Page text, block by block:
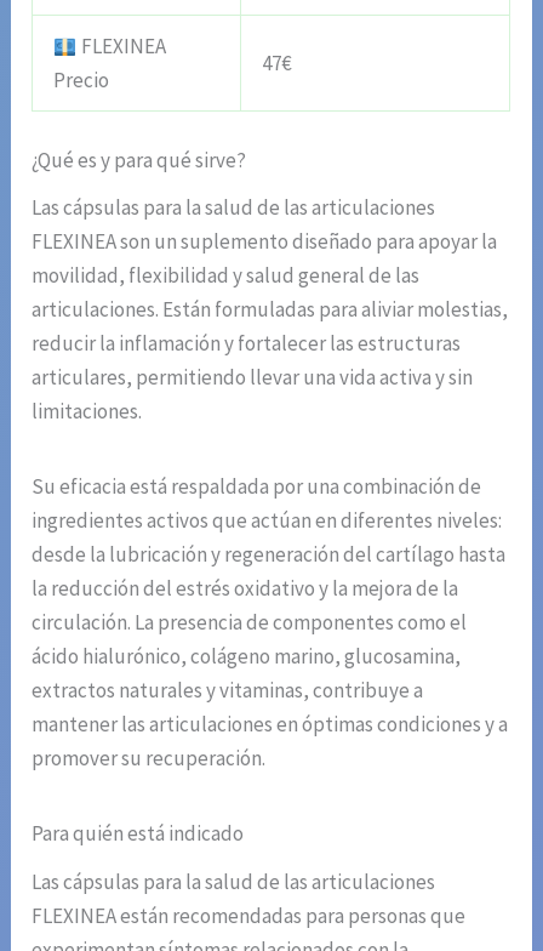
FLEXINEA
Precio
47€
¿Qué es y para qué sirve?
Las cápsulas para la salud de las articulaciones
FLEXINEA son un suplemento diseñado para apoyar la
movilidad, flexibilidad y salud general de las
articulaciones. Están formuladas para aliviar molestias,
reducir la inflamación y fortalecer las estructuras
articulares, permitiendo llevar una vida activa y sin
limitaciones.
Su eficacia está respaldada por una combinación de
ingredientes activos que actúan en diferentes niveles:
desde la lubricación y regeneración del cartílago hasta
la reducción del estrés oxidativo y la mejora de la
circulación. La presencia de componentes como el
ácido hialurónico, colágeno marino, glucosamina,
extractos naturales y vitaminas, contribuye a
mantener las articulaciones en óptimas condiciones y a
promover su recuperación.
Para quién está indicado
Las cápsulas para la salud de las articulaciones
FLEXINEA están recomendadas para personas que